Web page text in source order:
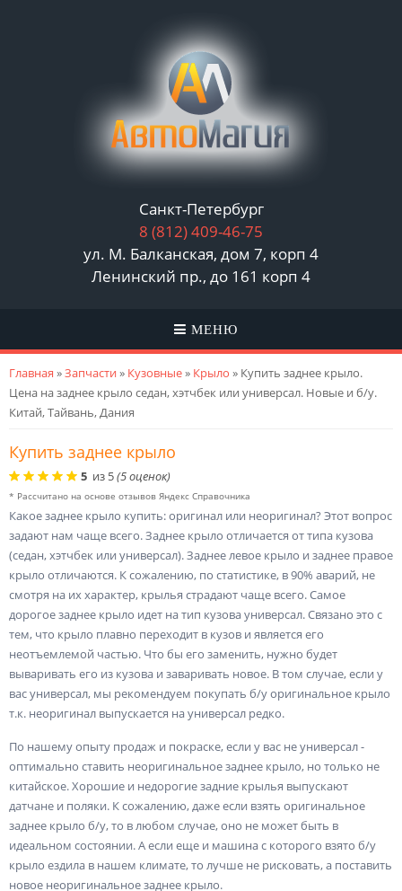
Санкт-Петербург
8 (812)409-46-75
ул. М. Балканская, дом 7, корп 4
Ленинский пр., до 161 корп 4
МЕНЮ
Вы здесь
Главная »Запчасти» Кузовные» Крыло » Купить заднее крыло.
Цена на заднее крыло седан, хэтчбек или универсал. Новые и б/у.
Китай, Тайвань, Дания
Купить заднее крыло
5 из 5(5оценок)
* Рассчитано на основе отзывов Яндекс Справочника
Какое заднее крыло купить: оригинал или неоригинал? Этот вопрос
задают нам чаще всего. Заднее крыло отличается от типа кузова
(седан, хэтчбек или универсал). Заднее левое крыло и заднее правое
крыло отличаются. К сожалению, по статистике, в 90% аварий, не
смотря на их характер, крылья страдают чаще всего. Самое
дорогое заднее крыло идет на тип кузова универсал. Связано это с
тем, что крыло плавно переходит в кузов и является его
неотъемлемой частью. Что бы его заменить, нужно будет
вываривать его из кузова и заваривать новое. В том случае, если у
вас универсал, мы рекомендуем покупать б/у оригинальное крыло
т.к. неоригинал выпускается на универсал редко.
По нашему опыту продаж и покраске, если у вас не универсал -
оптимально ставить неоригинальное заднее крыло, но только не
китайское. Хорошие и недорогие задние крылья выпускают
датчане и поляки. К сожалению, даже если взять оригинальное
заднее крыло б/у, то в любом случае, оно не может быть в
идеальном состоянии. А если еще и машина с которого взято б/у
крыло ездила в нашем климате, то лучше не рисковать, а поставить
новое неоригинальное заднее крыло.